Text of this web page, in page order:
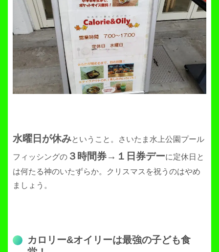
水曜日が休みということ。さいたま水上公園プール
フィッシングの ３時間券→１日券デーに定休日と
は何たる神のいたずらか。クリスマスを祝うのはやめ
ましょう。
カロリー&オイリーは最強の子ども食